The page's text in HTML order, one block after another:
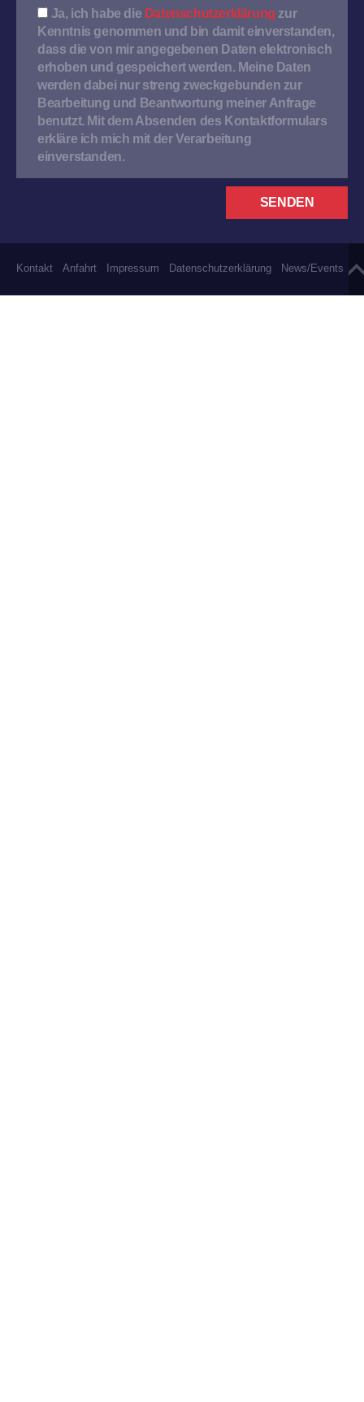
Ja, ich habe die Datenschutzerklärung zur
Kenntnis genommen und bin damit einverstanden,
dass die von mir angegebenen Daten elektronisch
erhoben und gespeichert werden. Meine Daten
werden dabei nur streng zweckgebunden zur
Bearbeitung und Beantwortung meiner Anfrage
benutzt. Mit dem Absenden des Kontaktformulars
erkläre ich mich mit der Verarbeitung
einverstanden.
Kontakt Anfahrt Impressum Datenschutzerklärung News/Events